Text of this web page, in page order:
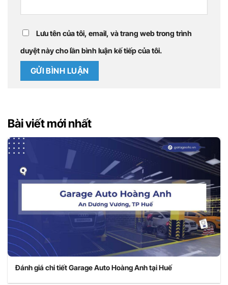
Lưu tên của tôi, email, và trang web trong trình
duyệt này cho lần bình luận kế tiếp của tôi.
Bài viết mới nhất
Đánh giá chi tiết Garage Auto Hoàng Anh tại Huế